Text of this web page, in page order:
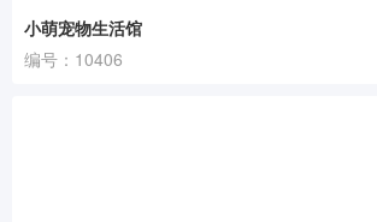
小萌宠物生活馆
编号：10406